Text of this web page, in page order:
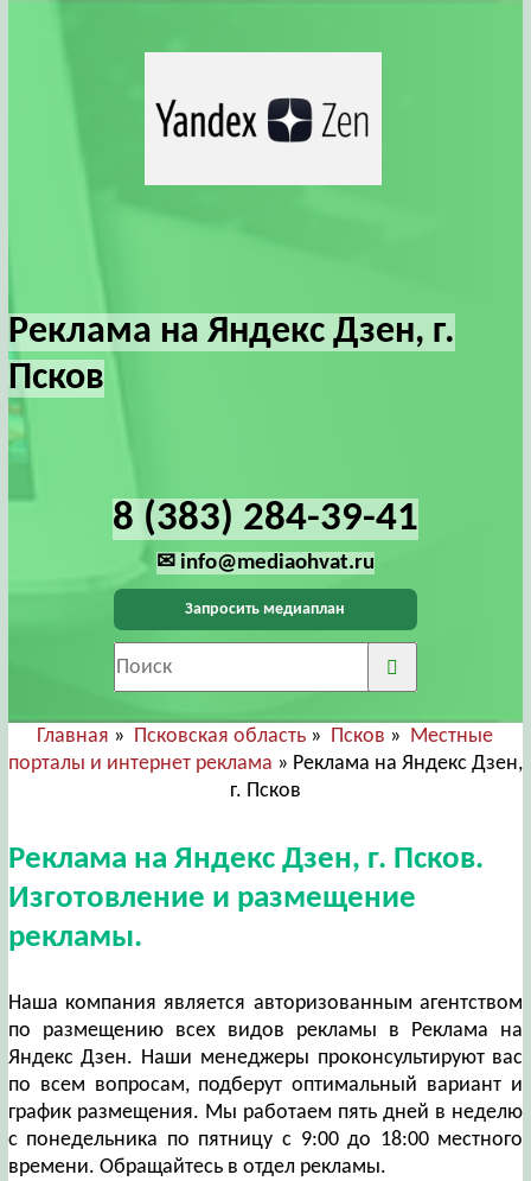
Реклама на Яндекс Дзен, г.
Псков
8 (383) 284-39-41
✉ info@mediaohvat.ru
Запросить медиаплан
Главная » Псковская область » Псков » Местные
порталы и интернет реклама » Реклама на Яндекс Дзен,
г. Псков
Реклама на Яндекс Дзен, г. Псков.
Изготовление и размещение
рекламы.
Наша компания является авторизованным агентством
по размещению всех видов рекламы в Реклама на
Яндекс Дзен. Наши менеджеры проконсультируют вас
по всем вопросам, подберут оптимальный вариант и
график размещения. Мы работаем пять дней в неделю
с понедельника по пятницу с 9:00 до 18:00 местного
времени. Обращайтесь в отдел рекламы.